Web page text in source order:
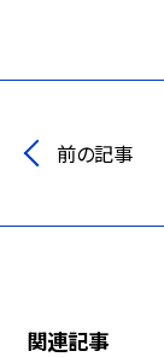
前の記事
関連記事